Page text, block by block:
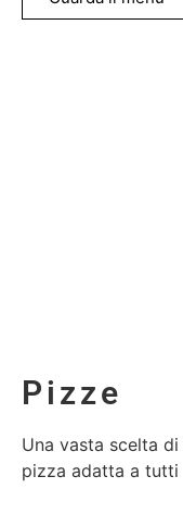
Pizze
Una vasta scelta
pizza adatta a tutti